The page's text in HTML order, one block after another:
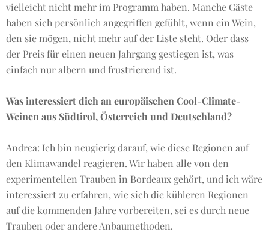
vielleicht nicht mehr im Programm haben. Manche Gäste
haben sich persönlich angegriffen gefühlt, wenn ein Wein,
den sie mögen, nicht mehr auf der Liste steht. Oder dass
der Preis für einen neuen Jahrgang gestiegen ist, was
einfach nur albern und frustrierend ist.
Was interessiert dich an europäischen Cool-Climate-
Weinen aus Südtirol, Österreich und Deutschland?
Andrea: Ich bin neugierig darauf, wie diese Regionen auf
den Klimawandel reagieren. Wir haben alle von den
experimentellen Trauben in Bordeaux gehört, und ich wäre
interessiert zu erfahren, wie sich die kühleren Regionen
auf die kommenden Jahre vorbereiten, sei es durch neue
Trauben oder andere Anbaumethoden.